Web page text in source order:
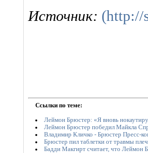
Источник: (http://
Ссылки по теме:
Леймон Брюстер: «Я вновь
Леймон Брюстер победил Майкла
Владимир Кличко - Брюстер Пресс-
Брюстер пил таблетки от травмы
Бадди Макгирт считает, что